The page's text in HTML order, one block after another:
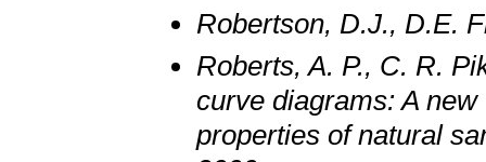
Robertson, D.J., D.E.
Roberts, A. P., C. R.
curve diagrams: A
properties of natural